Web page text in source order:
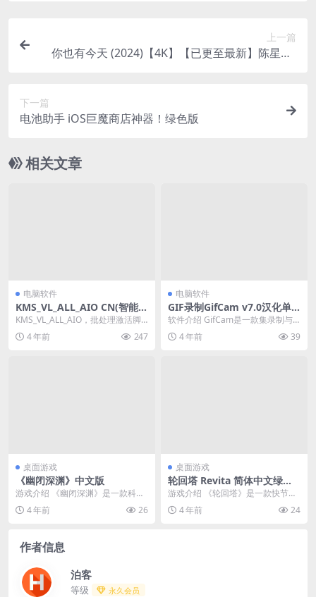
上一篇
你也有今天 (2024)【4K】【已更至最新】陈星旭/
下一篇
电池助手 iOS巨魔商店神器！绿色版
相关文章
电脑软件
KMS_VL_ALL_AIO CN(智能激
活脚本)v47 中文版
KMS_VL_ALL_AIO，批处理激活脚
本智能解决方案，用于受支持的Wi
ndo...4 年前 247
电脑软件
GIF录制GifCam v7.0汉化单
文件版
软件介绍 GifCam是一款集录制与
编辑为一体的GIF动画录制及编辑工
具，支持保...
4 年前 39
桌面游戏
《幽闭深渊》中文版
游戏介绍 《幽闭深渊》是一款科幻
氛围动作游戏，灵感很大程度上来
自《异形》、《怪形...
4 年前 26
桌面游戏
轮回塔 Revita 简体中文绿色
版
游戏介绍 《轮回塔》是一款快节奏
的双摇杆roguelike平台跳跃动作游
戏。攀登...
4 年前 24
作者信息
泊客
等级 永久会员